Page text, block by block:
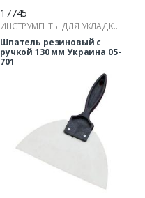
17745
ИНСТРУМЕНТЫ ДЛЯ УКЛАДКИ
ПЛИТКИ
Шпатель резиновый с
ручкой 130 мм Украина 05-
701